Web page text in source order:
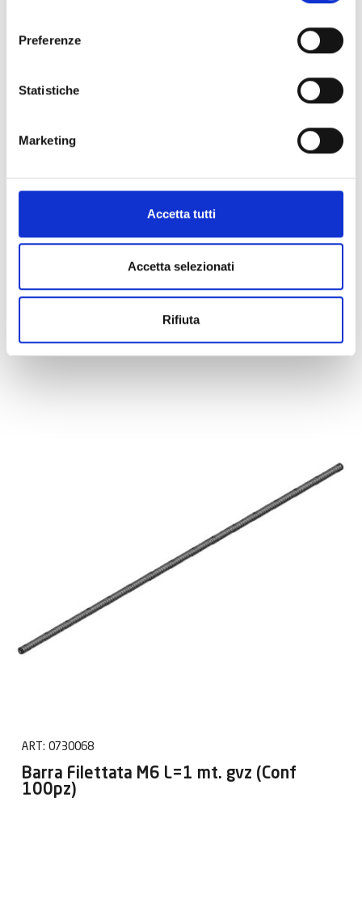
Preferenze
Statistiche
Marketing
Accetta tutti
Accetta selezionati
Rifiuta
Nipplo Filettato 1/2"x120mm (Conf 25pz)
ART: 0730068
Barra Filettata M6 L=1 mt. gvz (Conf
100pz)